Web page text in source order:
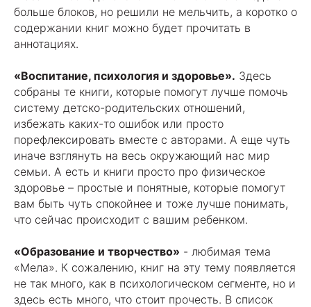
больше блоков, но решили не мельчить, а коротко о
содержании книг можно будет прочитать в
аннотациях.
«Воспитание, психология и здоровье». Здесь
собраны те книги, которые помогут лучше помочь
систему детско-родительских отношений,
избежать каких-то ошибок или просто
порефлексировать вместе с авторами. А еще чуть
иначе взглянуть на весь окружающий нас мир
семьи. А есть и книги просто про физическое
здоровье – простые и понятные, которые помогут
вам быть чуть спокойнее и тоже лучше понимать,
что сейчас происходит с вашим ребенком.
«Образование и творчество» - любимая тема
«Мела». К сожалению, книг на эту тему появляется
не так много, как в психологическом сегменте, но и
здесь есть много, что стоит прочесть. В список